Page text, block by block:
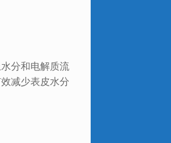
分和电解质流
减少表皮水分